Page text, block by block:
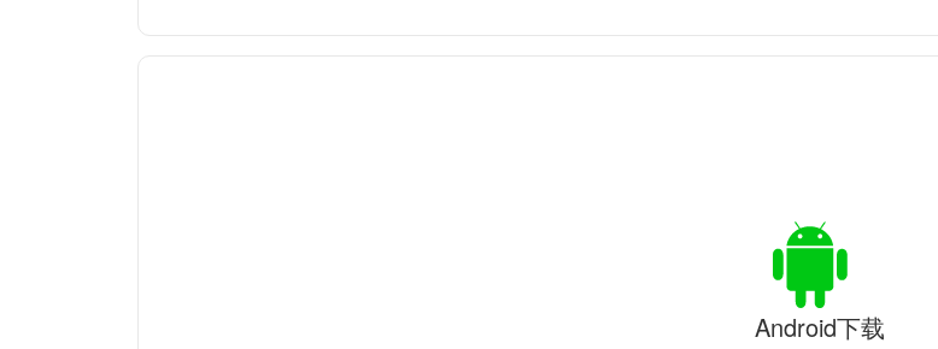
Android下载